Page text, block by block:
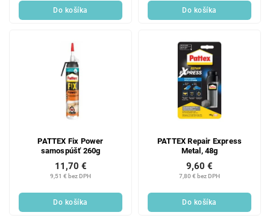
Do košíka Do košíka
PATTEX Fix Power
samospúšť 260g
9,51 € bez DPH
11,70 €
Do košíka
PATTEX Repair Express
Metal, 48g
7,80 € bez DPH
9,60 €
Do košíka